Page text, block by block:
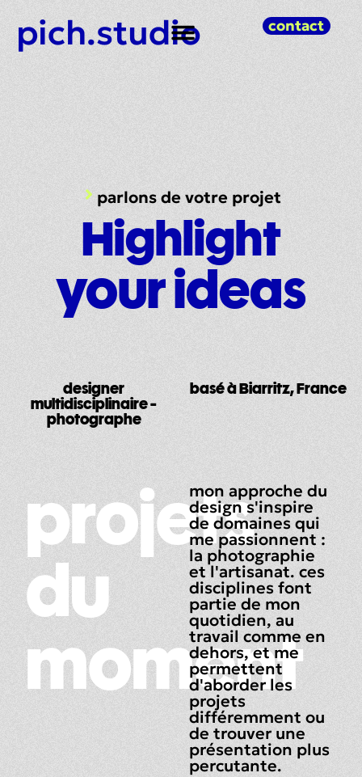
pich.studio contact
parlons de votre projet
Highlight
your ideas
basé à Biarritz, France
designer
multidisciplinaire -
photographe
projets
du
moment
mon approche du
design s'inspire
de domaines qui
me passionnent :
la photographie
et l'artisanat. ces
disciplines font
partie de mon
quotidien, au
travail comme en
dehors, et me
permettent
d'aborder les
projets
différemment ou
de trouver une
présentation plus
percutante.